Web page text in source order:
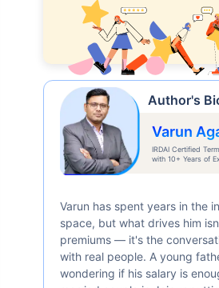
Author's
Varun
IRDAI Certified
with 10+ Years of
Varun has spent years in the
space, but what drives him
premiums — it's the
with real people. A young
wondering if his salary is